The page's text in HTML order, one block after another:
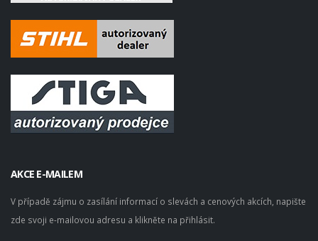
AKCE E-MAILEM
V případě zájmu o zasílání informací o slevách a cenových akcích, napište
zde svoji e-mailovou adresu a klikněte na přihlásit.